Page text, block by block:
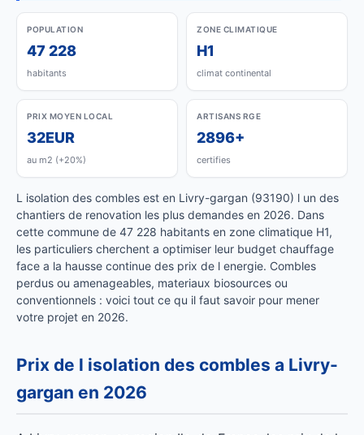
POPULATION
47 228
habitants
ZONE CLIMATIQUE
H1
climat continental
PRIX MOYEN LOCAL
32EUR
au m2 (+20%)
ARTISANS RGE
2896+
certifies
L isolation des combles est en Livry-gargan (93190) l un des
chantiers de renovation les plus demandes en 2026. Dans
cette commune de 47 228 habitants en zone climatique H1,
les particuliers cherchent a optimiser leur budget chauffage
face a la hausse continue des prix de l energie. Combles
perdus ou amenageables, materiaux biosources ou
conventionnels : voici tout ce qu il faut savoir pour mener
votre projet en 2026.
Prix de l isolation des combles a Livry-
gargan en 2026